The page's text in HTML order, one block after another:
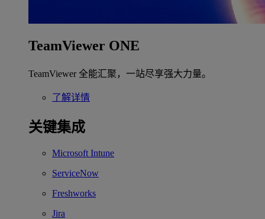
TeamViewer ONE
TeamViewer 全能汇聚，一站尽享强大力量。
了解详情
关键集成
Microsoft Intune
ServiceNow
Freshworks
Jira